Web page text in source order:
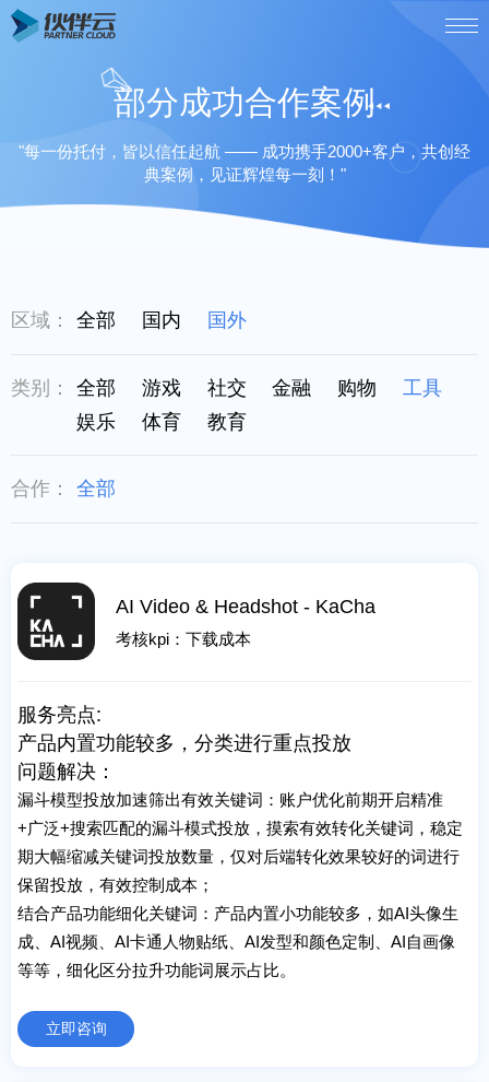
部分成功合作案例
"每一份托付，皆以信任起航 —— 成功携手2000+客户，共创经
典案例，见证辉煌每一刻！"
区域： 全部 国内 国外
类别： 全部 游戏 社交 金融 购物
工具
娱乐
体育 教育
合作： 全部
AI Video & Headshot - KaCha
考核kpi：下载成本
服务亮点:
产品内置功能较多，分类进行重点投放
问题解决：
漏斗模型投放加速筛出有效关键词：账户优化前期开启精准
+广泛+搜索匹配的漏斗模式投放，摸索有效转化关键词，稳定
期大幅缩减关键词投放数量，仅对后端转化效果较好的词进行
保留投放，有效控制成本；
结合产品功能细化关键词：产品内置小功能较多，如AI头像生
成、AI视频、AI卡通人物贴纸、AI发型和颜色定制、AI自画像
等等，细化区分拉升功能词展示占比。
立即咨询